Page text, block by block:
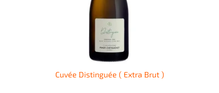
Cuvée Distinguée ( Extra Brut )